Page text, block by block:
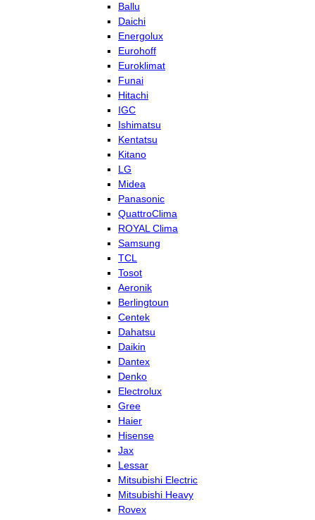
Ballu
Daichi
Energolux
Eurohoff
Euroklimat
Funai
Hitachi
IGC
Ishimatsu
Kentatsu
Kitano
LG
Midea
Panasonic
QuattroClima
ROYAL Clima
Samsung
TCL
Tosot
Aeronik
Berlingtoun
Centek
Dahatsu
Daikin
Dantex
Denko
Electrolux
Gree
Haier
Hisense
Jax
Lessar
Mitsubishi Electric
Mitsubishi Heavy
Rovex